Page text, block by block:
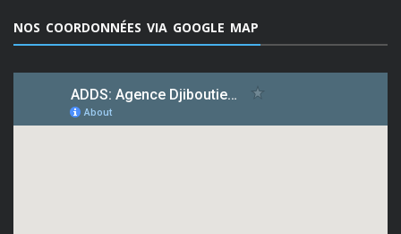
NOS COORDONNÉES VIA GOOGLE MAP